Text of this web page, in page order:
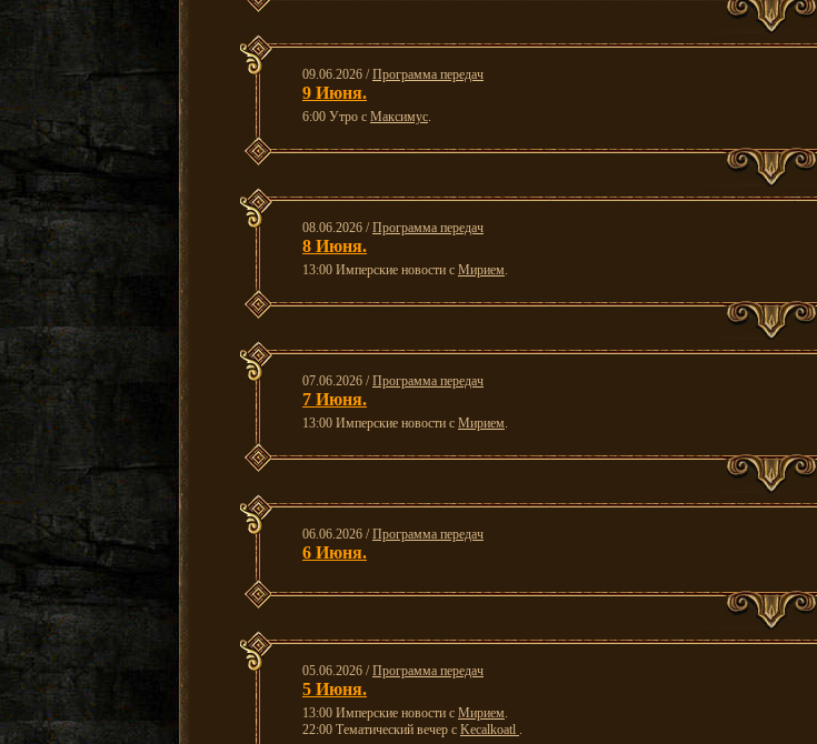
09.06.2026 /Программа передач
9 Июня.
6:00 Утро с Максимус.
08.06.2026 /Программа передач
8 Июня.
13:00 Имперские новости с Мирием.
07.06.2026 /Программа передач
7 Июня.
13:00 Имперские новости с Мирием.
06.06.2026 /Программа передач
6 Июня.
05.06.2026 /Программа передач
5 Июня.
13:00 Имперские новости с Мирием.
22:00 Тематический вечер с Kecalkoatl .